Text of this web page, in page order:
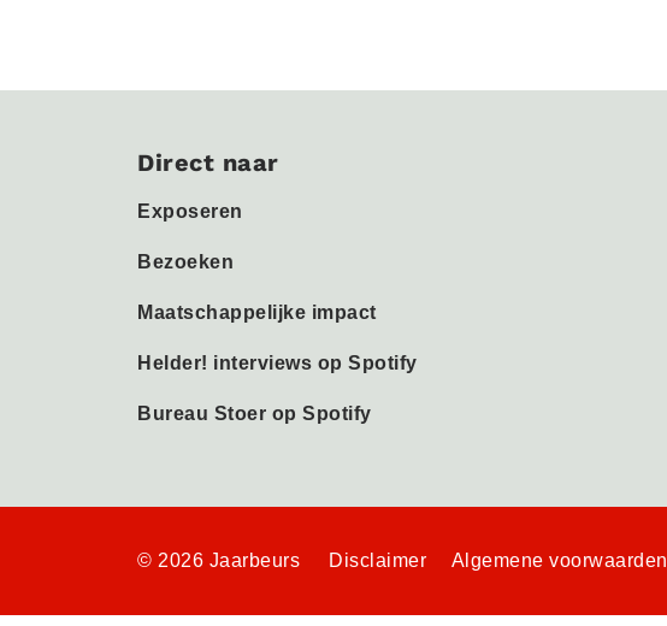
Direct naar
Exposeren
Bezoeken
Maatschappelijke impact
Helder! interviews op Spotify
Bureau Stoer op Spotify
© 2026 Jaarbeurs Disclaimer Algemene voorwaarden